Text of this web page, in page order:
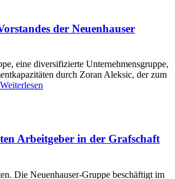
der Neuenhauser
eine diversifizierte Unternehmensgruppe,
durch Zoran Aleksic, der zum
Arbeitgeber in der Grafschaft
Die Neuenhauser-Gruppe beschäftigt im